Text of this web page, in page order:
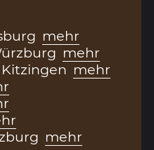
mehr
mehr
Kitzingen mehr
mehr